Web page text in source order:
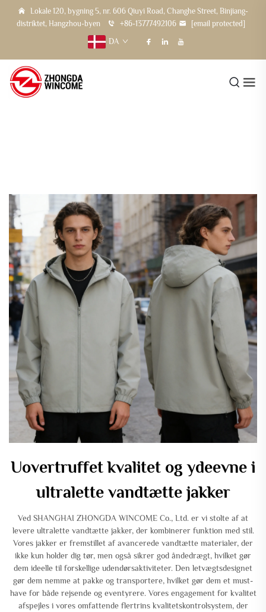
Lokale 120, bygning 5, nr. 606 Qiuyi Road, Changhe Street, Binjiang-
distriktet, Hangzhou-byen
+86-13777492106
[email protected]
DA
Uovertruffet kvalitet og ydeevne i
ultralette vandtætte jakker
Ved SHANGHAI ZHONGDA WINCOME Co., Ltd. er vi stolte af at
levere ultralette vandtætte jakker, der kombinerer funktion med stil.
Vores jakker er fremstillet af avancerede vandtætte materialer, der
ikke kun holder dig tør, men også sikrer god åndedrægt, hvilket gør
dem ideelle til forskellige udendørsaktiviteter. Den letvægtsdesignet
gør dem nemme at pakke og transportere, hvilket gør dem et must-
have for både rejsende og eventyrere. Vores engagement for kvalitet
afspejles i vores omfattende flertrins kvalitetskontrolsystem, der